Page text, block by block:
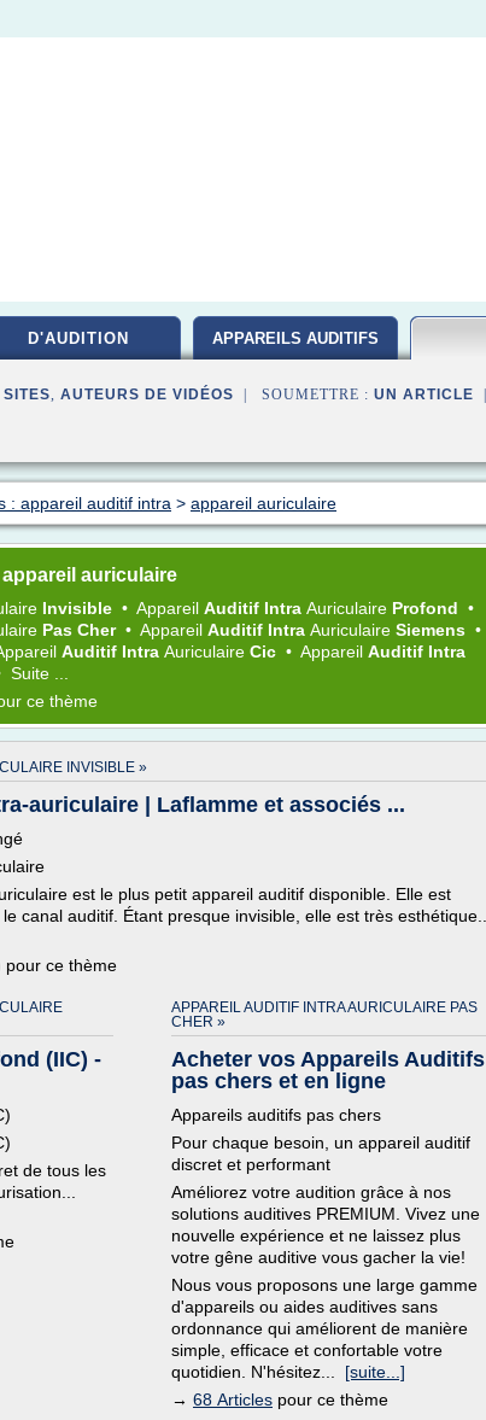
D'AUDITION APPAREILS AUDITIFS
SITES, AUTEURS DE VIDÉOS | SOUMETTRE : UN ARTICLE
: appareil auditif intra > appareil auriculaire
auriculaire
Invisible • Appareil Auditif Intra Auriculaire Profond •
Pas Cher • Appareil Auditif Intra Auriculaire Siemens •
Auditif Intra Auriculaire Cic • Appareil Auditif Intra
Suite ...
ce thème
INVISIBLE »
auriculaire | Laflamme et associés ...
est le plus petit appareil auditif disponible. Elle est
canal auditif. Étant presque invisible, elle est très esthétique...
pour ce thème
(IIC) -
de tous les
APPAREIL AUDITIF INTRA AURICULAIRE PAS
CHER »
Acheter vos Appareils Auditifs
pas chers et en ligne
Appareils auditifs pas chers
Pour chaque besoin, un appareil auditif
discret et performant
Améliorez votre audition grâce à nos
solutions auditives PREMIUM. Vivez une
nouvelle expérience et ne laissez plus
votre gêne auditive vous gacher la vie!
Nous vous proposons une large gamme
d'appareils ou aides auditives sans
ordonnance qui améliorent de manière
simple, efficace et confortable votre
quotidien. N'hésitez... [suite...]
→ 68 Articles pour ce thème